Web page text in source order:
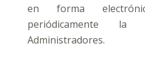
en forma
periódicamente
Administradores.